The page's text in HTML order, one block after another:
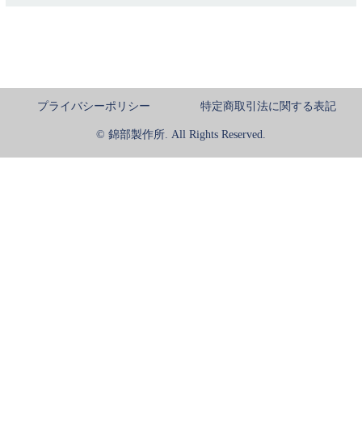
プライバシーポリシー 特定商取引法に関する表記
© 錦部製作所. All Rights Reserved.